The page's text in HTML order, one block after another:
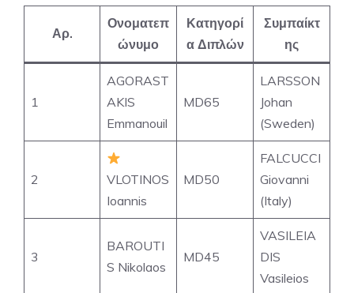
Αρ.
Ονοματεπ
ώνυμο
Κατηγορί
α Διπλών
Συμπαίκτ
ης
1
AGORAST
AKIS
Emmanouil
MD65
LARSSON
Johan
(Sweden)
2
VLOTINOS
Ioannis
MD50
FALCUCCI
Giovanni
(Italy)
3
BAROUTI
S Nikolaos
MD45
VASILEIA
DIS
Vasileios